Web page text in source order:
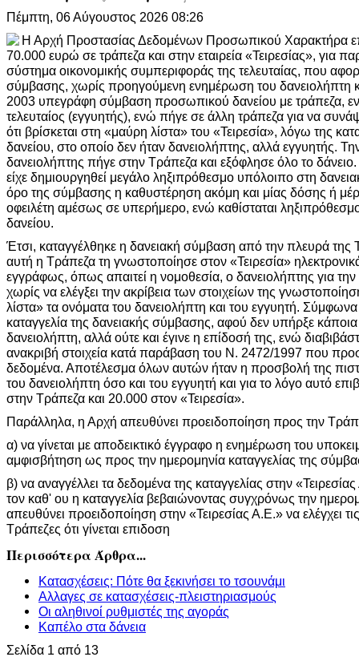
Πέμπτη, 06 Αύγουστος 2026 08:26
Η Αρχή Προστασίας Δεδομένων Προσωπικού Χαρακτήρα
70.000 ευρώ σε τράπεζα και στην εταιρεία «Τειρεσίας», για
σύστημα οικονομικής συμπεριφοράς της τελευταίας, που
σύμβασης, χωρίς προηγούμενη ενημέρωση του δανειολήπτη
2003 υπεγράφη σύμβαση προσωπικού δανείου με τράπεζα,
τελευταίος (εγγυητής), ενώ πήγε σε άλλη τράπεζα για να
ότι βρίσκεται στη «μαύρη λίστα» του «Τειρεσία», λόγω της
δανείου, στο οποίο δεν ήταν δανειολήπτης, αλλά εγγυητής.
δανειολήπτης πήγε στην Τράπεζα και εξόφλησε όλο το
είχε δημιουργηθεί μεγάλο ληξιπρόθεσμο υπόλοιπο στη
όρο της σύμβασης η καθυστέρηση ακόμη και μίας δόσης ή
οφειλέτη αμέσως σε υπερήμερο, ενώ καθίσταται
δανείου.
Έτσι, καταγγέλθηκε η δανειακή σύμβαση από την πλευρά της
αυτή η Τράπεζα τη γνωστοποίησε στον «Τειρεσία»
εγγράφως, όπως απαιτεί η νομοθεσία, ο δανειολήπτης για την
χωρίς να ελέγξει την ακρίβεια των στοιχείων της
λίστα» τα ονόματα του δανειολήπτη και του εγγυητή.
καταγγελία της δανειακής σύμβασης, αφού δεν υπήρξε
δανειολήπτη, αλλά ούτε και έγινε η επίδοσή της, ενώ
ανακριβή στοιχεία κατά παράβαση του Ν. 2472/1997 που
δεδομένα. Αποτέλεσμα όλων αυτών ήταν η προσβολή της
του δανειολήπτη όσο και του εγγυητή και για το λόγο αυτό
στην Τράπεζα και 20.000 στον «Τειρεσία».
Παράλληλα, η Αρχή απευθύνει προειδοποίηση προς την
α) να γίνεται με αποδεικτικό έγγραφο η ενημέρωση του
αμφισβήτηση ως προς την ημερομηνία καταγγελίας της
β) να αναγγέλλει τα δεδομένα της καταγγελίας στην
τον καθ' ου η καταγγελία βεβαιώνοντας συγχρόνως την
απευθύνει προειδοποίηση στην «Τειρεσίας Α.Ε.» να ελέγχει
Τράπεζες ότι γίνεται επιδοση
Περισσότερα Άρθρα...
Κατασχέσεις: Πότε θα ξεκινήσει το τσουνάμι
Αλλαγες σε κατασχέσεις-πλειστηριασμούς
Οι αληθινοί ρυθμιστές της αγοράς
Καπέλο στα δάνεια
Σελίδα 1 από 13